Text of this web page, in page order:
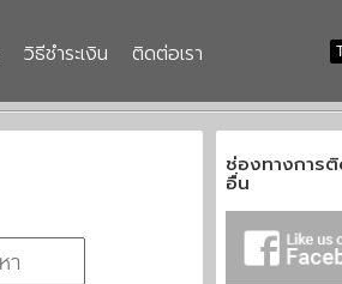
วิธีชำระเงิน ติดต่อเรา
ช่องทางการ
อื่น